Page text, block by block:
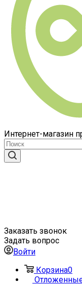
Интернет-магазин
Заказать звонок
Задать вопрос
Войти
Корзина0